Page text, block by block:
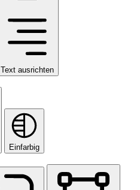
Text ausrichten
Einfarbig